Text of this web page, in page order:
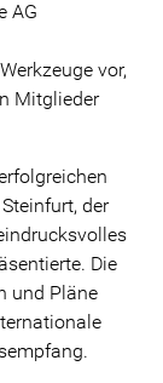
AG
vor,
Mitglieder
der
Die
und Pläne